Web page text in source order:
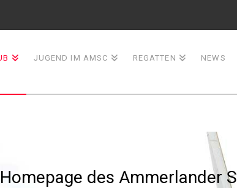
JUGEND IM AMSC REGATTEN NEWS
des Ammerlander